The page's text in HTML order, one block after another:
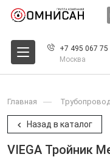
+7 495 067 75
Москва
Главная
Назад в каталог
VIEGA Тройник